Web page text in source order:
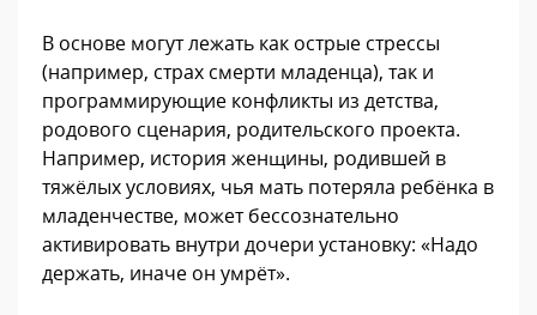
В основе могут лежать как острые стрессы
(например, страх смерти младенца), так и
программирующие конфликты из детства,
родового сценария, родительского проекта.
Например, история женщины, родившей в
тяжёлых условиях, чья мать потеряла ребёнка в
младенчестве, может бессознательно
активировать внутри дочери установку: «Надо
держать, иначе он умрёт».